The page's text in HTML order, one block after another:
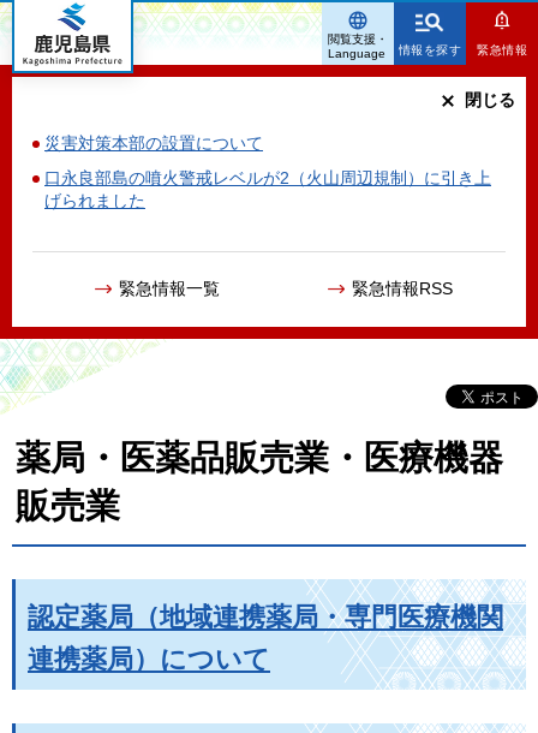
鹿児島県
情報を探す 緊急情報
災害対策本部の設置について
口永良部島の噴火警戒レベルが2（火山周辺規制）に引き上
げられました
緊急情報一覧 緊急情報RSS
閉じる
閲覧支援・
Language
薬局・医薬品販売業・医療機器
販売業
認定薬局（地域連携薬局・専門医療機関
連携薬局）について